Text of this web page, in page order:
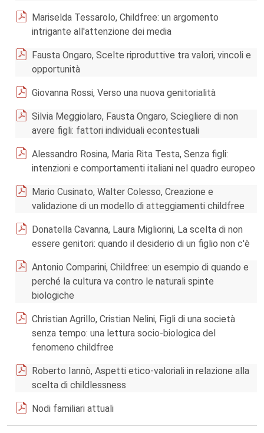
Mariselda Tessarolo, Childfree: un argomento
intrigante all'attenzione dei media
Fausta Ongaro, Scelte riproduttive tra valori, vincoli e
opportunità
Giovanna Rossi, Verso una nuova genitorialità
Silvia Meggiolaro, Fausta Ongaro, Sciegliere di non
avere figli: fattori individuali econtestuali
Alessandro Rosina, Maria Rita Testa, Senza figli:
intenzioni e comportamenti italiani nel quadro europeo
Mario Cusinato, Walter Colesso, Creazione e
validazione di un modello di atteggiamenti childfree
Donatella Cavanna, Laura Migliorini, La scelta di non
essere genitori: quando il desiderio di un figlio non c'è
Antonio Comparini, Childfree: un esempio di quando e
perché la cultura va contro le naturali spinte
biologiche
Christian Agrillo, Cristian Nelini, Figli di una società
senza tempo: una lettura socio-biologica del
fenomeno childfree
Roberto Iannò, Aspetti etico-valoriali in relazione alla
scelta di childlessness
Nodi familiari attuali